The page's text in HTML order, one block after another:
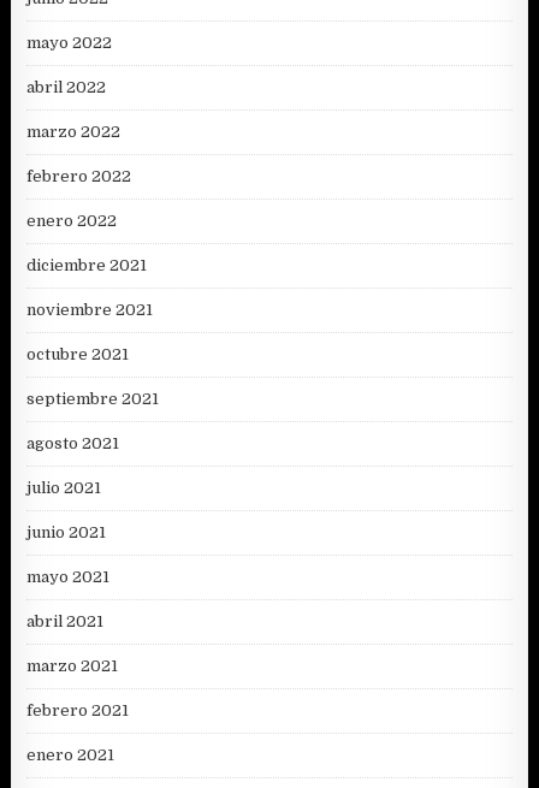
mayo 2022
abril 2022
marzo 2022
febrero 2022
enero 2022
diciembre 2021
noviembre 2021
octubre 2021
septiembre 2021
agosto 2021
julio 2021
junio 2021
mayo 2021
abril 2021
marzo 2021
febrero 2021
enero 2021